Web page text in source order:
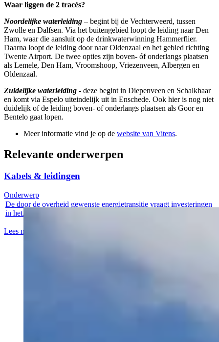
Waar liggen de 2 tracés?
Noordelijke waterleiding – begint bij de Vechterweerd, tussen
Zwolle en Dalfsen. Via het buitengebied loopt de leiding naar Den
Ham, waar die aansluit op de drinkwaterwinning Hammerflier.
Daarna loopt de leiding door naar Oldenzaal en het gebied richting
Twente Airport. De twee opties zijn boven- óf onderlangs plaatsen
als Lemele, Den Ham, Vroomshoop, Vriezenveen, Albergen en
Oldenzaal.
Zuidelijke waterleiding - deze begint in Diepenveen en Schalkhaar
en komt via Espelo uiteindelijk uit in Enschede. Ook hier is nog niet
duidelijk of de leiding boven- of onderlangs plaatsen als Goor en
Bentelo gaat lopen.
Meer informatie vind je op de website van Vitens.
Relevante onderwerpen
Kabels & leidingen
De door de overheid gewenste energietransitie vraagt investeringen
in het...
Lees meer
Onderwerp